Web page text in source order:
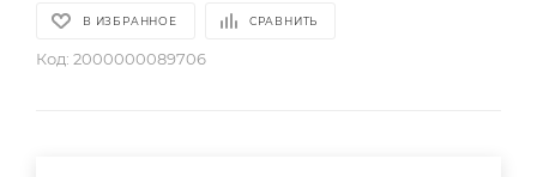
В ИЗБРАННОЕ СРАВНИТЬ
Код: 2000000089706